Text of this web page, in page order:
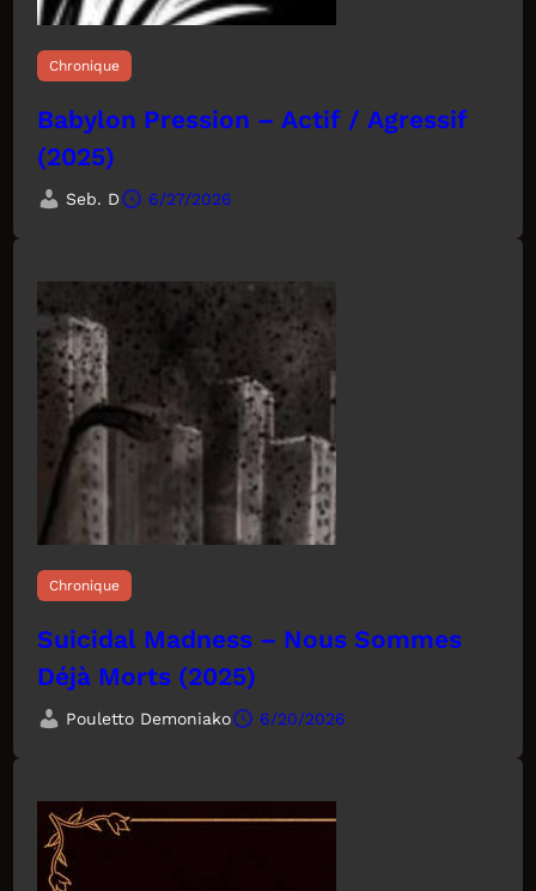
Chronique
Babylon Pression – Actif / Agressif
(2025)
Seb. D 6/27/2026
Chronique
Suicidal Madness – Nous Sommes
Déjà Morts (2025)
Pouletto Demoniako 6/20/2026